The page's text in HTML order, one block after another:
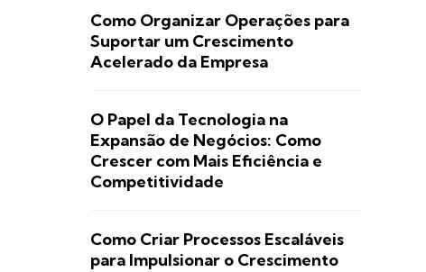
Como Organizar Operações para
Suportar um Crescimento
Acelerado da Empresa
O Papel da Tecnologia na
Expansão de Negócios: Como
Crescer com Mais Eficiência e
Competitividade
Como Criar Processos Escaláveis
para Impulsionar o Crescimento